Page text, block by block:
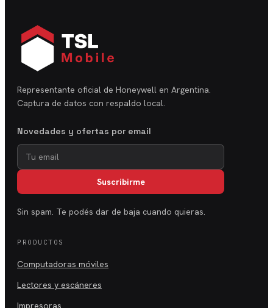
Representante oficial de Honeywell en Argentina.
Captura de datos con respaldo local.
Novedades y ofertas por email
Suscribirme
Sin spam. Te podés dar de baja cuando quieras.
PRODUCTOS
Computadoras móviles
Lectores y escáneres